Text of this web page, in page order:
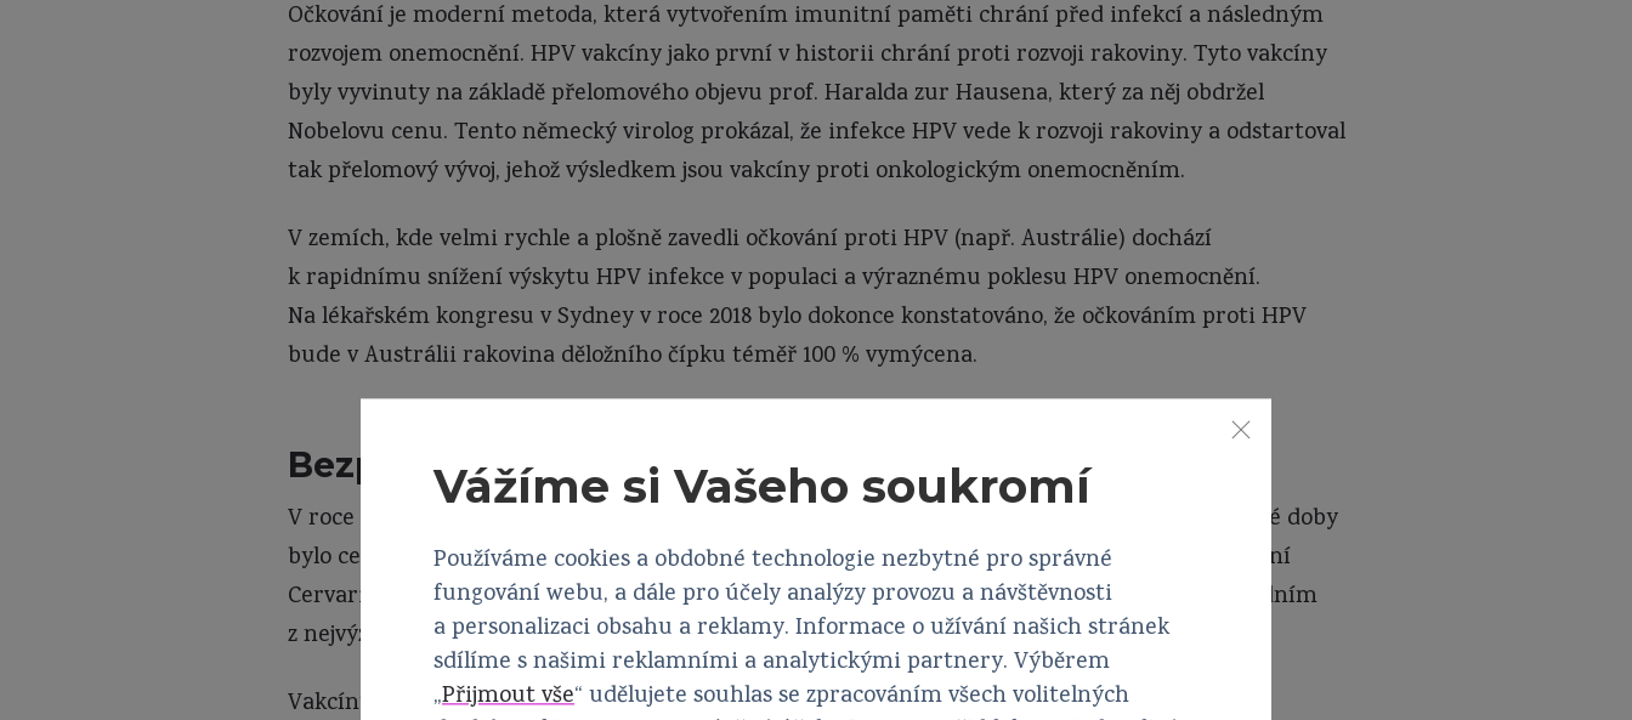
Očkování je moderní metoda, která vytvořením imunitní paměti chrání před infekcí a následným
rozvojem onemocnění. HPV vakcíny jako první v historii chrání proti rozvoji rakoviny. Tyto vakcíny
byly vyvinuty na základě přelomového objevu prof. Haralda zur Hausena, který za něj obdržel
Nobelovu cenu. Tento německý virolog prokázal, že infekce HPV vede k rozvoji rakoviny a odstartoval
tak přelomový vývoj, jehož výsledkem jsou vakcíny proti onkologickým onemocněním.
V zemích, kde velmi rychle a plošně zavedli očkování proti HPV (např. Austrálie) dochází
k rapidnímu snížení výskytu HPV infekce v populaci a výraznému poklesu HPV onemocnění.
Na lékařském kongresu v Sydney v roce 2018 bylo dokonce konstatováno, že očkováním proti HPV
bude v Austrálii rakovina děložního čípku téměř 100 % vymýcena.
Bezpečnost HPV vakcín
V roce 2006 byla představena první vakcína proti HPV (kvadrivalentní Silgard/Gardasil) a od té doby
bylo celosvětově aplikováno přes 205 miliónů dávek (kvadrivalentní Silgard/Gardasil i bivalentní
Cervarix). Očkování proti lidskému papilomaviru se v poslední dekádě stalo na celém světě jedním
z nejvýznamnějších preventivních programů.
Vakcíny proti HPV rok co rok potvrzují svou bezpečnost a účinnost. Očkování proti HPV
Vážíme si Vašeho soukromí
Používáme cookies a obdobné technologie nezbytné pro správné
fungování webu, a dále pro účely analýzy provozu a návštěvnosti
a personalizaci obsahu a reklamy. Informace o užívání našich stránek
sdílíme s našimi reklamními a analytickými partnery. Výběrem
„Přijmout vše“ udělujete souhlas se zpracováním všech volitelných